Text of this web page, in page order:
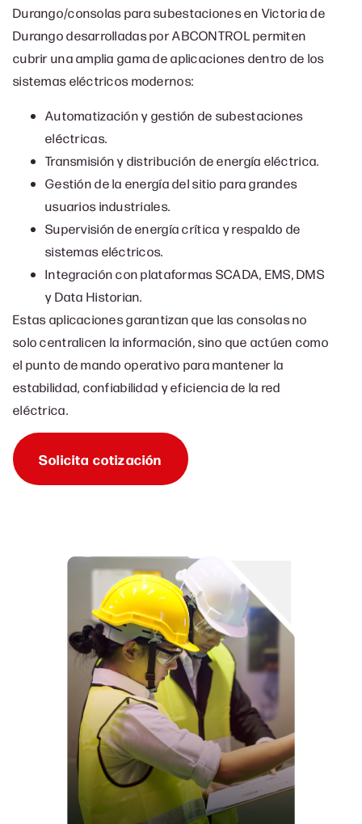
Durango/consolas para subestaciones en Victoria de
Durango desarrolladas por ABCONTROL permiten
cubrir una amplia gama de aplicaciones dentro de los
sistemas eléctricos modernos:
Automatización y gestión de subestaciones
eléctricas.
Transmisión y distribución de energía eléctrica.
Gestión de la energía del sitio para grandes
usuarios industriales.
Supervisión de energía crítica y respaldo de
sistemas eléctricos.
Integración con plataformas SCADA, EMS, DMS
y Data Historian.
Estas aplicaciones garantizan que las consolas no
solo centralicen la información, sino que actúen como
el punto de mando operativo para mantener la
estabilidad, confiabilidad y eficiencia de la red
eléctrica.
Solicita cotización